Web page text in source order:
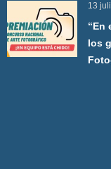
13
“En
los